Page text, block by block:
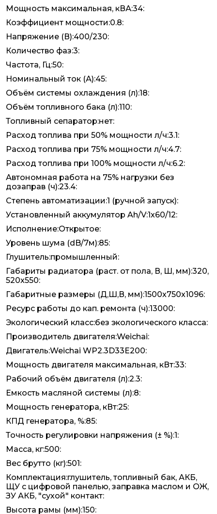
Мощность максимальная, кВА:34:
Коэффициент мощности:0.8:
Напряжение (В):400/230:
Количество фаз:3:
Частота, Гц:50:
Номинальный ток (А):45:
Объём системы охлаждения (л):18:
Объём топливного бака (л):110:
Топливный сепаратор:нет:
Расход топлива при 50% мощности л/ч:3.1:
Расход топлива при 75% мощности л/ч:4.7:
Расход топлива при 100% мощности л/ч:6.2:
Автономная работа на 75% нагрузки без
дозаправ (ч):23.4:
Степень автоматизации:1 (ручной запуск):
Установленный аккумулятор Ah/V:1х60/12:
Исполнение:Открытое:
Уровень шума (dB/7м):85:
Глушитель:промышленный:
Габариты радиатора (раст. от пола, В, Ш, мм):320,
520x550:
Габаритные размеры (Д,Ш,В, мм):1500x750x1096:
Ресурс работы до кап. ремонта (ч):13000:
Экологический класс:без экологического класса:
Производитель двигателя:Weichai:
Двигатель:Weichai WP2.3D33E200:
Мощность двигателя максимальная, кВт:33:
Рабочий объём двигателя (л):2.3:
Емкость масляной системы (л):8:
Мощность генератора, кВт:25:
КПД генератора, %:85:
Точность регулировки напряжения (± %):1:
Масса, кг:500:
Вес брутто (кг):501:
Комплектация:глушитель, топливный бак, АКБ,
ЩУ с цифровой панелью, заправка маслом и ОЖ,
ЗУ АКБ, "сухой" контакт:
Высота рамы (мм):150: